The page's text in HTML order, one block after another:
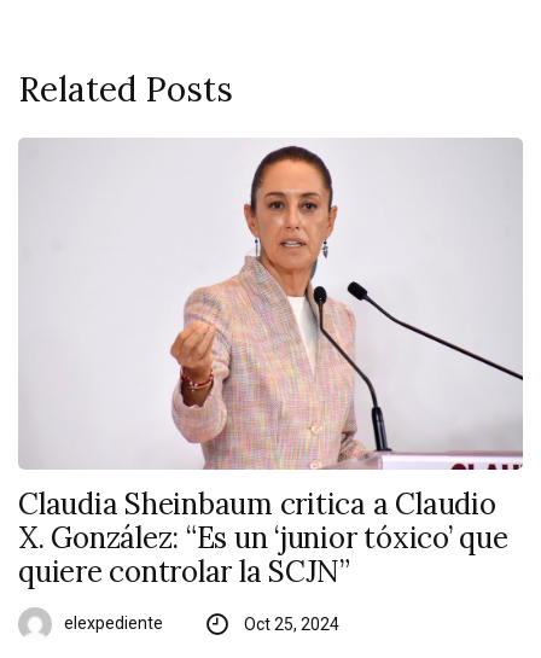
Related Posts
Claudia Sheinbaum critica a Claudio
X. González: “Es un ‘junior tóxico’ que
quiere controlar la SCJN”
elexpediente Oct 25, 2024